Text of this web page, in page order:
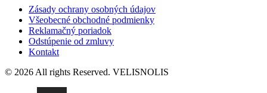
Zásady ochrany osobných údajov
Všeobecné obchodné podmienky
Reklamačný poriadok
Odstúpenie od zmluvy
Kontakt
© 2026 All rights Reserved. VELISNOLIS